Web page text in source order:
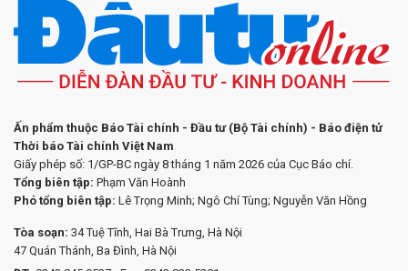
Ấn phẩm thuộc Báo Tài chính - Đầu tư (Bộ Tài chính) - Báo điện tử
Thời báo Tài chính Việt Nam
Giấy phép số: 1/GP-BC ngày 8 tháng 1 năm 2026 của Cục Báo chí.
Tổng biên tập: Phạm Văn Hoành
Phó tổng biên tập: Lê Trọng Minh; Ngô Chí Tùng; Nguyễn Văn Hồng
Tòa soạn: 34 Tuệ Tĩnh, Hai Bà Trưng, Hà Nội
47 Quán Thánh, Ba Đình, Hà Nội